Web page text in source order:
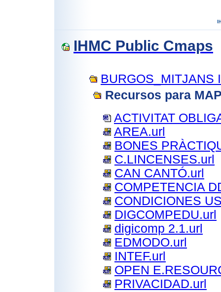
IHMC Public Cmaps
BURGOS_MITJANS
Recursos para
ACTIVITAT
AREA.url
BONES
C.LINCENSES.url
CAN CANTÓ.url
COMPETENCIA
CONDICIONES
DIGCOMPEDU.url
digicomp 2.1.url
EDMODO.url
INTEF.url
OPEN
PRIVACIDAD.url